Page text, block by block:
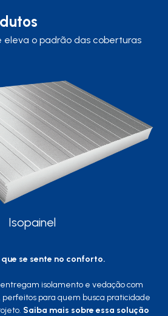
eleva o padrão das coberturas
Isopainel
se sente no conforto.
entregam isolamento e vedação com
para quem busca praticidade
Saiba mais sobre essa solução